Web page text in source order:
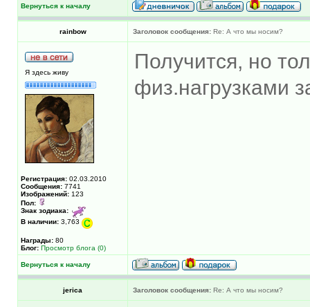
Вернуться к началу
rainbow Заголовок сообщения: Re: А что мы носим?
Я здесь живу
Регистрация: 02.03.2010
Сообщения: 7741
Изображений: 123
Пол:
Знак зодиака:
В наличии: 3,763
Награды: 80
Блог: Просмотр блога (0)
Получится, но
физ.нагрузками
Вернуться к началу
jerica Заголовок сообщения: Re: А что мы носим?